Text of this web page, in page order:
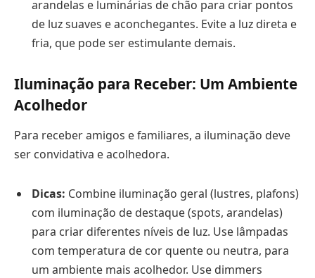
arandelas e luminárias de chão para criar pontos
de luz suaves e aconchegantes. Evite a luz direta e
fria, que pode ser estimulante demais.
Iluminação para Receber: Um Ambiente
Acolhedor
Para receber amigos e familiares, a iluminação deve
ser convidativa e acolhedora.
Dicas: Combine iluminação geral (lustres, plafons)
com iluminação de destaque (spots, arandelas)
para criar diferentes níveis de luz. Use lâmpadas
com temperatura de cor quente ou neutra, para
um ambiente mais acolhedor. Use dimmers